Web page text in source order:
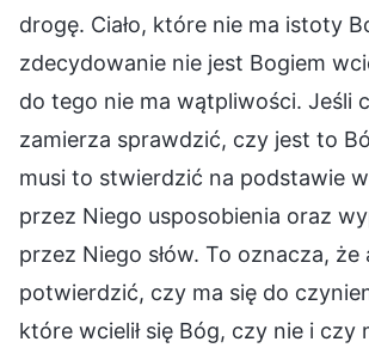
drogę. Ciało, które nie ma istoty
zdecydowanie nie jest Bogiem
do tego nie ma wątpliwości. Jeśli
zamierza sprawdzić, czy jest to
musi to stwierdzić na podstawie
przez Niego usposobienia oraz
przez Niego słów. To oznacza, że
potwierdzić, czy ma się do
które wcielił się Bóg, czy nie i czy